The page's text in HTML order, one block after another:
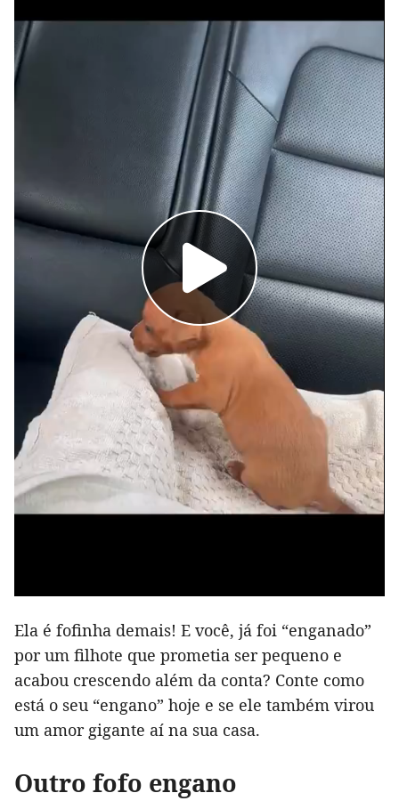
Ela é fofinha demais! E você, já foi “enganado”
por um filhote que prometia ser pequeno e
acabou crescendo além da conta? Conte como
está o seu “engano” hoje e se ele também virou
um amor gigante aí na sua casa.
Outro fofo engano